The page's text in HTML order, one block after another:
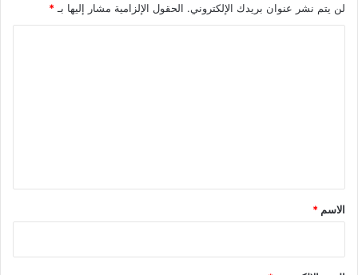
لن يتم نشر عنوان بريدك الإلكتروني. الحقول الإلزامية مشار إليها بـ*
*
الاسم *